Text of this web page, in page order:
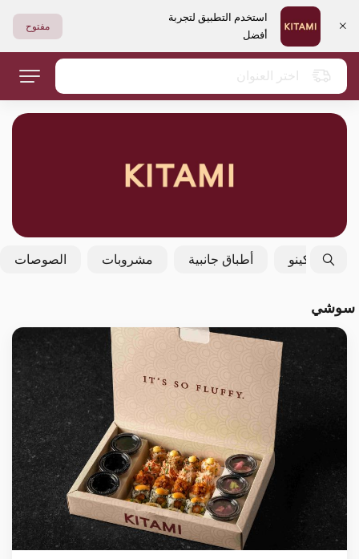
استخدم التطبيق لتجربة
أفضل
مفتوح
اختر العنوان
فولكينو أطباق جانبية مشروبات الصوصات
سوشي